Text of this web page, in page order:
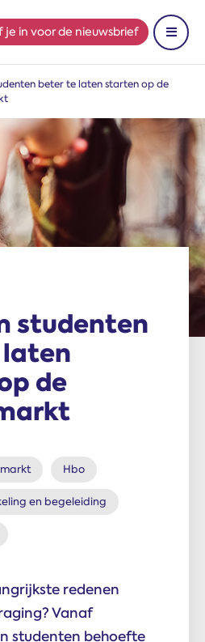
je in voor de nieuwsbrief
Toon
beter te laten starten op de
studenten
de
Hbo
en begeleiding
redenen
Vanaf
studenten behoefte